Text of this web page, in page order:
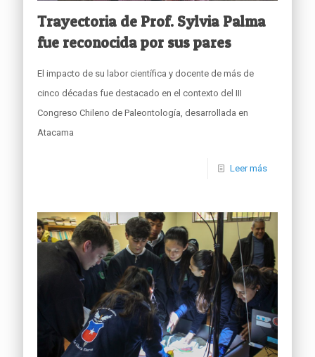
Trayectoria de Prof. Sylvia Palma
fue reconocida por sus pares
El impacto de su labor científica y docente de más de
cinco décadas fue destacado en el contexto del III
Congreso Chileno de Paleontología, desarrollada en
Atacama
Leer más